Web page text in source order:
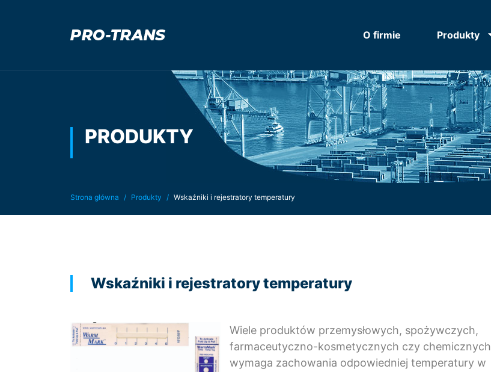
O firmie Produkty
PRODUKTY
Jesteś tutaj:
Strona główna Produkty Wskaźniki i rejestratory temperatury
Wskaźniki i rejestratory temperatury
Wiele produktów przemysłowych, spożywczych,
farmaceutyczno-kosmetycznych czy chemicznych
wymaga zachowania odpowiedniej temperatury w